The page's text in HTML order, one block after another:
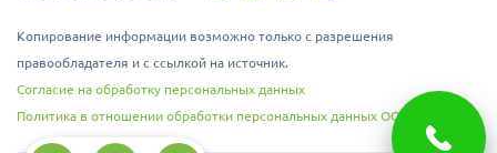
Копирование информации возможно только с разрешения
правообладателя и с ссылкой на источник.
Согласие на обработку персональных данных
Политика в отношении обработки персональных данных ООО "Верналь"